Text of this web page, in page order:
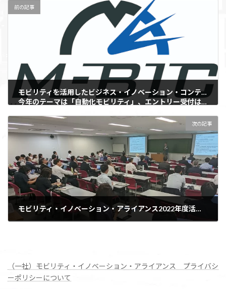
前の記事
モビリティを活用したビジネス・イノベーション・コンテストM-BIC 2023の開催が決定！
今年のテーマは「自動化モビリティ」、エントリー受付は4月1日開始！
2023-02-17 次の記事
モビリティ・イノベーション・アライアンス2022年度活動報告会を開催しました。
（一社）モビリティ・イノベーション・アライアンス プライバシ
ーポリシーについて